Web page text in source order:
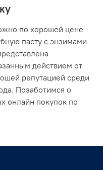
по хорошей цене
пасту с энзимами
действием от
репутацией среди
Позаботимся о
онлайн покупок по